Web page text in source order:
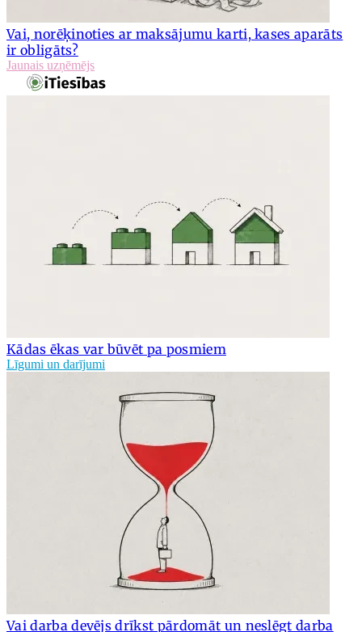
Vai, norēķinoties ar maksājumu karti, kases aparāts
ir obligāts?
Jaunais uzņēmējs
Kādas ēkas var būvēt pa posmiem
Līgumi un darījumi
Vai darba devējs drīkst pārdomāt un neslēgt darba